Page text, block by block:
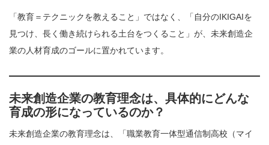
「教育＝テクニックを教えること」ではなく、「自分のIKIGAIを
見つけ、長く働き続けられる土台をつくること」が、未来創造企
業の人材育成のゴールに置かれています。
未来創造企業の教育理念は、具体的にどんな
育成の形になっているのか？
未来創造企業の教育理念は、「職業教育一体型通信制高校（マイ